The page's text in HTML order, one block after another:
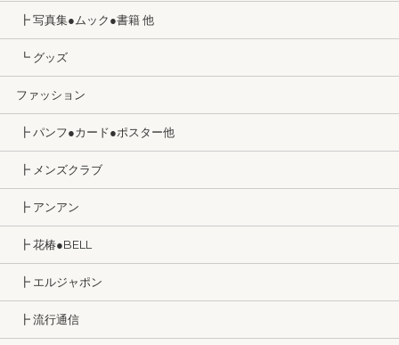
┣ 写真集●ムック●書籍 他
┗ グッズ
ファッション
┣ パンフ●カード●ポスター他
┣ メンズクラブ
┣ アンアン
┣ 花椿●BELL
┣ エルジャポン
┣ 流行通信